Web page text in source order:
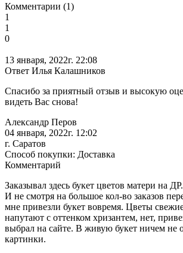
Комментарии (1)
1
1
0
13 января, 2022г. 22:08
Ответ Илья Калашников
Спасибо за приятный отзыв и высокую
видеть Вас снова!
Александр Перов
04 января, 2022г. 12:02
г. Саратов
Способ покупки: Доставка
Комментарий
Заказывал здесь букет цветов матери на
И не смотря на большое кол-во заказов
мне привезли букет вовремя. Цветы
напутают с оттенком хризантем, нет,
выбрал на сайте. В живую букет ничем не
картинки.